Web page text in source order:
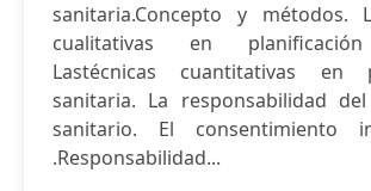
sanitaria.Concepto y métodos.
cualitativas en
Lastécnicas cuantitativas en
sanitaria. La responsabilidad
sanitario. El consentimiento
.Responsabilidad...